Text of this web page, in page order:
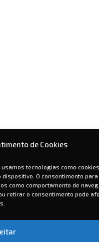
de Cookies
tecnologias como
O consentimento
como comportamento de
retirar o consentimento pode